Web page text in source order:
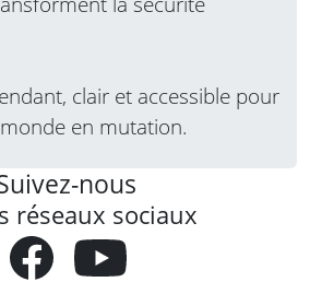
clair et accessible pour
en mutation.
nous
réseaux sociaux